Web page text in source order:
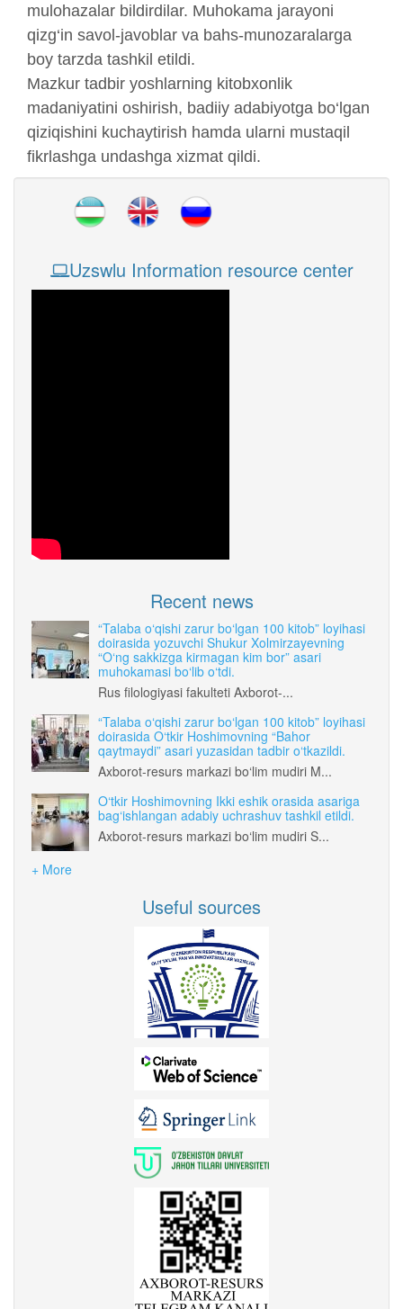
mulohazalar bildirdilar. Muhokama jarayoni
qizg‘in savol-javoblar va bahs-munozaralarga
boy tarzda tashkil etildi.
Mazkur tadbir yoshlarning kitobxonlik
madaniyatini oshirish, badiiy adabiyotga bo‘lgan
qiziqishini kuchaytirish hamda ularni mustaqil
fikrlashga undashga xizmat qildi.
Uzswlu Information resource center
Recent news
“Talaba o‘qishi zarur bo‘lgan 100 kitob” loyihasi
doirasida yozuvchi Shukur Xolmirzayevning
“O‘ng sakkizga kirmagan kim bor” asari
muhokamasi bo‘lib o‘tdi.
Rus filologiyasi fakulteti Axborot-...
“Talaba o‘qishi zarur bo‘lgan 100 kitob” loyihasi
doirasida O‘tkir Hoshimovning “Bahor
qaytmaydi” asari yuzasidan tadbir o‘tkazildi.
Axborot-resurs markazi bo‘lim mudiri M...
O‘tkir Hoshimovning Ikki eshik orasida asariga
bag‘ishlangan adabiy uchrashuv tashkil etildi.
Axborot-resurs markazi bo‘lim mudiri S...
+ More
Useful sources